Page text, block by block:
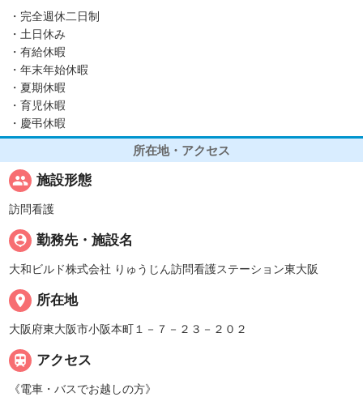
・完全週休二日制
・土日休み
・有給休暇
・年末年始休暇
・夏期休暇
・育児休暇
・慶弔休暇
所在地・アクセス
people 施設形態
訪問看護
person_pin 勤務先・施設名
大和ビルド株式会社 りゅうじん訪問看護ステーション東大阪
place 所在地
大阪府東大阪市小阪本町１－７－２３－２０２
 アクセス
《電車・バスでお越しの方》